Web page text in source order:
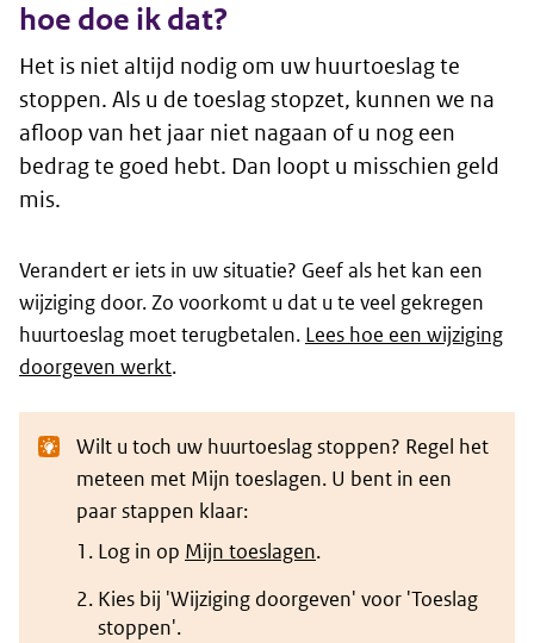
hoe doe ik dat?
Het is niet altijd nodig om uw huurtoeslag te
stoppen. Als u de toeslag stopzet, kunnen we na
afloop van het jaar niet nagaan of u nog een
bedrag te goed hebt. Dan loopt u misschien geld
mis.
Verandert er iets in uw situatie? Geef als het kan een
wijziging door. Zo voorkomt u dat u te veel gekregen
huurtoeslag moet terugbetalen. Lees hoe een wijziging
doorgeven werkt.
Wilt u toch uw huurtoeslag stoppen? Regel het
meteen met Mijn toeslagen. U bent in een
paar stappen klaar:
Log in op Mijn toeslagen.
Kies bij 'Wijziging doorgeven' voor 'Toeslag
stoppen'.